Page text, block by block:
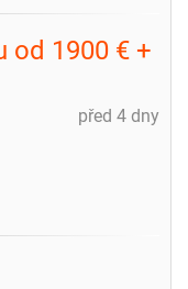
od 1900 € +
před 4 dny